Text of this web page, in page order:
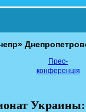
Прес-
конференція
Украины: